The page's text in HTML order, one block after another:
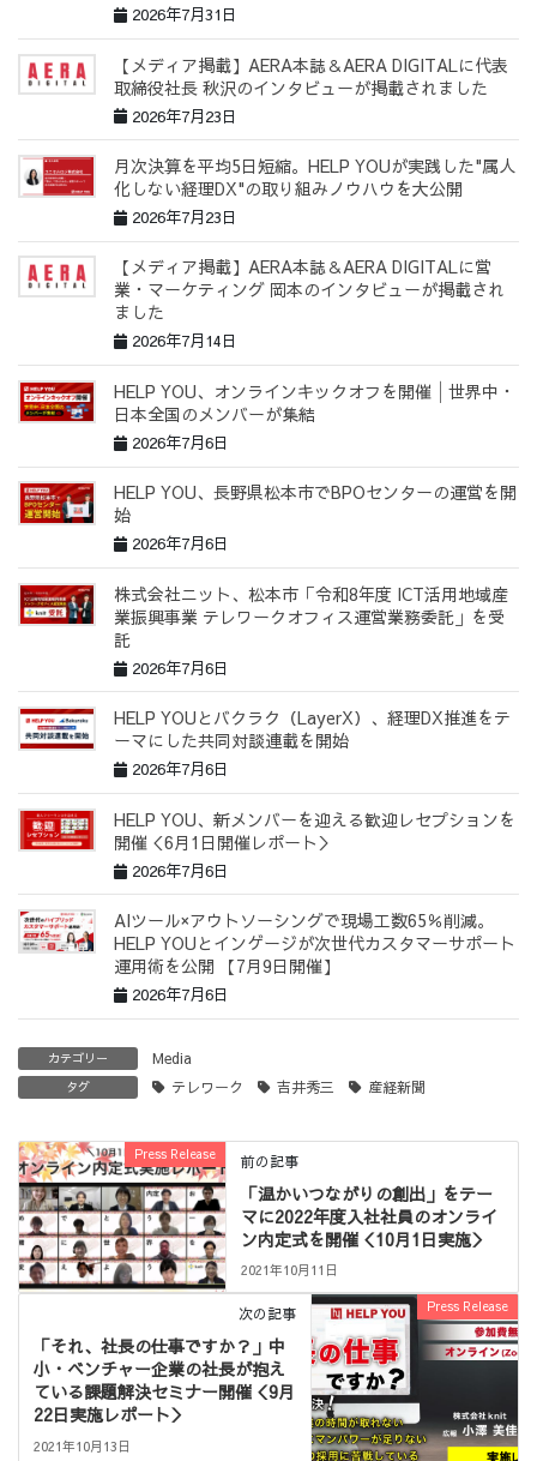
2026年7月31日
【メディア掲載】AERA本誌＆AERA DIGITALに代表
取締役社長 秋沢のインタビューが掲載されました
2026年7月23日
月次決算を平均5日短縮。HELP YOUが実践した"属人
化しない経理DX"の取り組みノウハウを大公開
2026年7月23日
【メディア掲載】AERA本誌＆AERA DIGITALに営
業・マーケティング 岡本のインタビューが掲載され
ました
2026年7月14日
HELP YOU、オンラインキックオフを開催│世界中・
日本全国のメンバーが集結
2026年7月6日
HELP YOU、長野県松本市でBPOセンターの運営を開
始
2026年7月6日
株式会社ニット、松本市「令和8年度 ICT活用地域産
業振興事業 テレワークオフィス運営業務委託」を受
託
2026年7月6日
HELP YOUとバクラク（LayerX）、経理DX推進をテ
ーマにした共同対談連載を開始
2026年7月6日
HELP YOU、新メンバーを迎える歓迎レセプションを
開催＜6月1日開催レポート＞
2026年7月6日
AIツール×アウトソーシングで現場工数65％削減。
HELP YOUとインゲージが次世代カスタマーサポート
運用術を公開 【7月9日開催】
2026年7月6日
カテゴリー Media
タグ テレワーク 吉井秀三 産経新聞
Press Release 前の記事
「温かいつながりの創出」をテー
マに2022年度入社社員のオンライ
ン内定式を開催＜10月1日実施＞
2021年10月11日
Press Release
次の記事
「それ、社長の仕事ですか？」中
小・ベンチャー企業の社長が抱え
ている課題解決セミナー開催＜9月
22日実施レポート＞
2021年10月13日